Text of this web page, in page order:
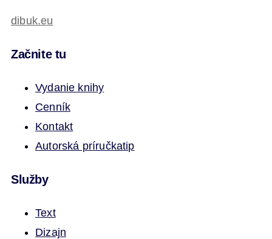
dibuk.eu
Začnite tu
Vydanie knihy
Cenník
Kontakt
Autorská príručkatip
Služby
Text
Dizajn